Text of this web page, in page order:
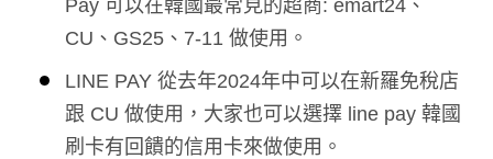
Pay 可以在韓國最常見的超商: emart24、
CU、GS25、7-11 做使用。
LINE PAY 從去年2024年中可以在新羅免稅店
跟 CU 做使用，大家也可以選擇 line pay 韓國
刷卡有回饋的信用卡來做使用。